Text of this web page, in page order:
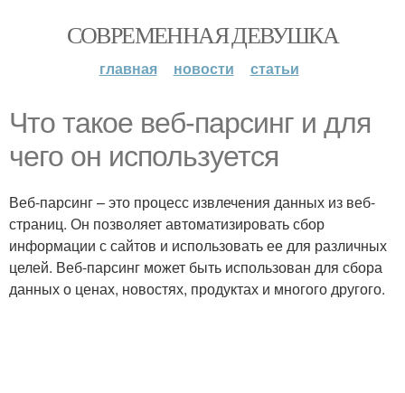
СОВРЕМЕННАЯ ДЕВУШКА
главная новости статьи
Что такое веб-парсинг и для
чего он используется
Веб-парсинг – это процесс извлечения данных из веб-
страниц. Он позволяет автоматизировать сбор
информации с сайтов и использовать ее для различных
целей. Веб-парсинг может быть использован для сбора
данных о ценах, новостях, продуктах и многого другого.